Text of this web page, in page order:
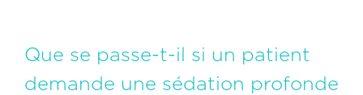
Que se passe-t-il si un patient
demande une sédation profonde